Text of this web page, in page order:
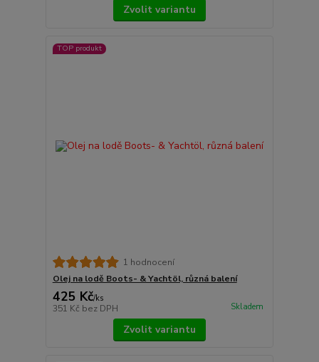
Zvolit variantu
TOP produkt
1 hodnocení
Olej na lodě Boots- & Yachtöl, různá balení
425 Kč/ks
351 Kč bez DPH Skladem
Zvolit variantu